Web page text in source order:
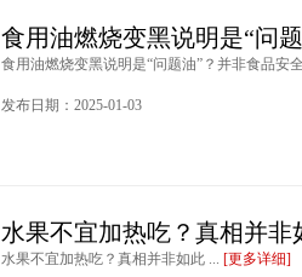
食用油燃烧变黑说明是“问
食用油燃烧变黑说明是“问题油”？并非食品安
发布日期：2025-01-03
水果不宜加热吃？真相并非
水果不宜加热吃？真相并非如此 ... [更多详细]